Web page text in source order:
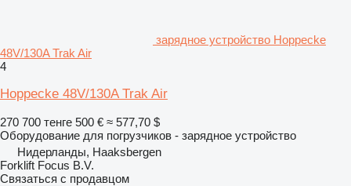
зарядное устройство Hoppecke
48V/130A Trak Air
4
Hoppecke 48V/130A Trak Air
270 700 тенге 500 € ≈ 577,70 $
Оборудование для погрузчиков - зарядное устройство
Нидерланды, Haaksbergen
Forklift Focus B.V.
Связаться с продавцом